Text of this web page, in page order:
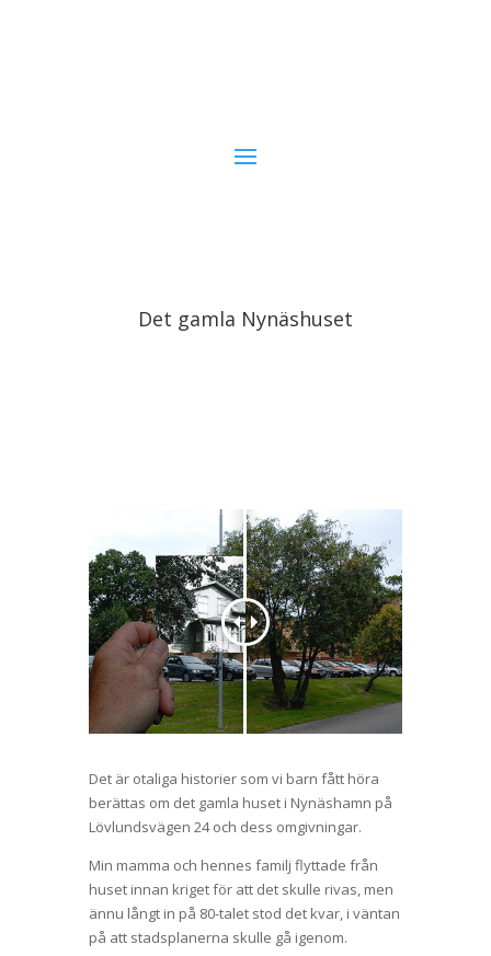
Det gamla Nynäshuset
Det är otaliga historier som vi barn fått höra
berättas om det gamla huset i Nynäshamn på
Lövlundsvägen 24 och dess omgivningar.
Min mamma och hennes familj flyttade från
huset innan kriget för att det skulle rivas, men
ännu långt in på 80-talet stod det kvar, i väntan
på att stadsplanerna skulle gå igenom.